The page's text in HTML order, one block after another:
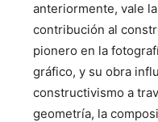
anteriormente, vale
contribución al
pionero en la
gráfico, y su obra
constructivismo a
geometría, la